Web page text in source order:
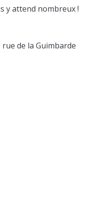
y attend nombreux !
rue de la Guimbarde